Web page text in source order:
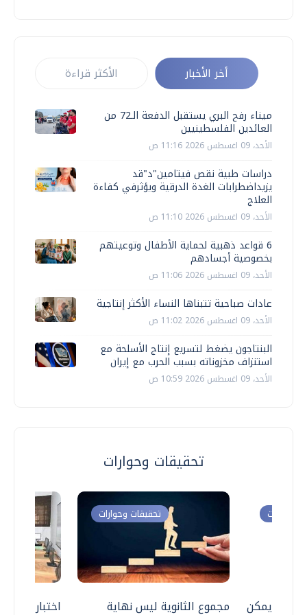
أخر الأخبار الأكثر قراءة
ميناء رفح البري يستقبل الدفعة الـ72 من
العائدين الفلسطينيين
الأحد، 09 اغسطس 2026 11:16 ص
دراسات طبية نقص فيتامين"د"قد
يزيداضطرابات الغدة الدرقية ويؤثرفي كفاءة
العلاج
الأحد، 09 اغسطس 2026 11:10 ص
6 قواعد ذهبية لحماية الأطفال وتوعيتهم
بخصوصية أجسادهم
الأحد، 09 اغسطس 2026 11:06 ص
عادات صباحية تتبناها النساء الأكثر إنتاجية
الأحد، 09 اغسطس 2026 11:02 ص
البنتاجون يضغط لتسريع إنتاج الأسلحة مع
استنزاف مخزوناته بسبب الحرب مع إيران
الأحد، 09 اغسطس 2026 10:59 ص
تحقيقات وحوارات
اختبارات
تحقيقات وحوارات
مجموع الثانوية ليس نهاية
وحوارات
.. هل يمكن